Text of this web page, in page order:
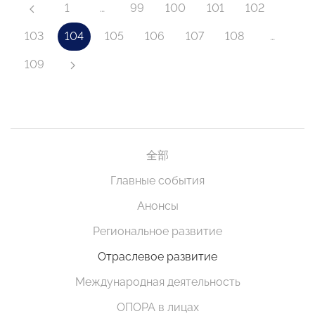
1 … 99 100 101 102
103 104 105 106 107 108 …
109
全部
Главные события
Анонсы
Региональное развитие
Отраслевое развитие
Международная деятельность
ОПОРА в лицах